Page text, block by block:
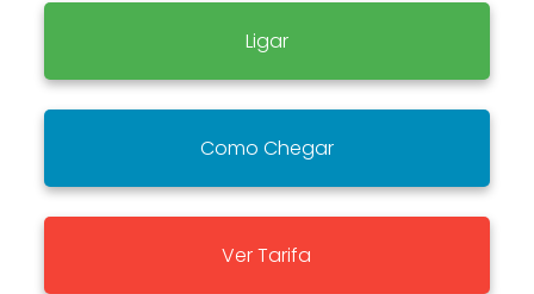
Ligar
Como Chegar
Ver Tarifa